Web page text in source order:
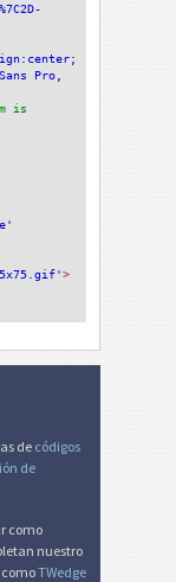
Pro,
is
>
decódigos
de
como
nuestro
TWedge